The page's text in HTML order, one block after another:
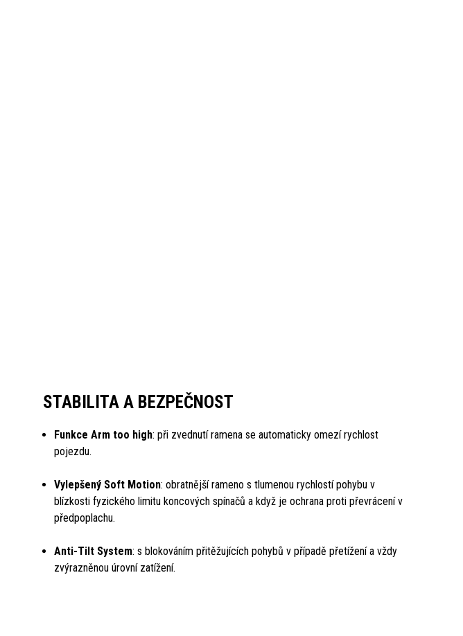
STABILITA A BEZPEČNOST
Funkce Arm too high: při zvednutí ramena se automaticky omezí rychlost
pojezdu.
Vylepšený Soft Motion: obratnější rameno s tlumenou rychlostí pohybu v
blízkosti fyzického limitu koncových spínačů a když je ochrana proti převrácení v
předpoplachu.
Anti-Tilt System: s blokováním přitěžujících pohybů v případě přetížení a vždy
zvýrazněnou úrovní zatížení.